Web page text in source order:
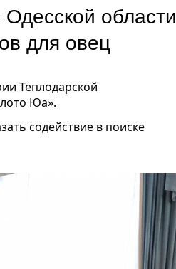
области
для овец
Теплодарской
Юа».
содействие в поиске